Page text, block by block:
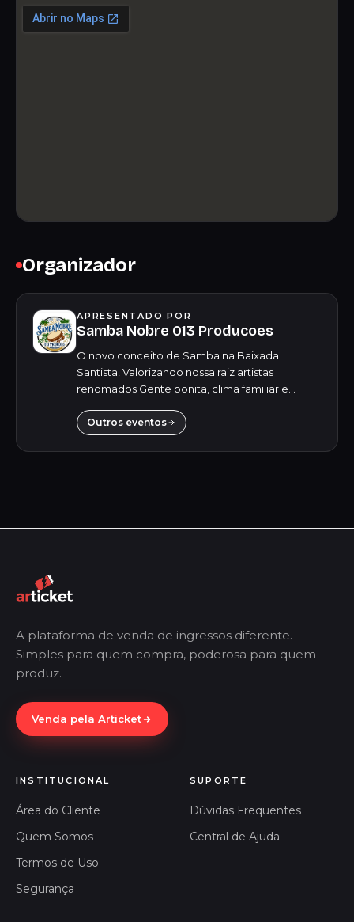
Organizador
APRESENTADO POR
Samba Nobre 013 Producoes
O novo conceito de Samba na Baixada
Santista! Valorizando nossa raiz artistas
renomados Gente bonita, clima familiar e
@sambanobre013producoes
Outros eventos
A plataforma de venda de ingressos diferente.
Simples para quem compra, poderosa para quem
produz.
Venda pela Articket
INSTITUCIONAL
Área do Cliente
Quem Somos
Termos de Uso
Segurança
SUPORTE
Dúvidas Frequentes
Central de Ajuda